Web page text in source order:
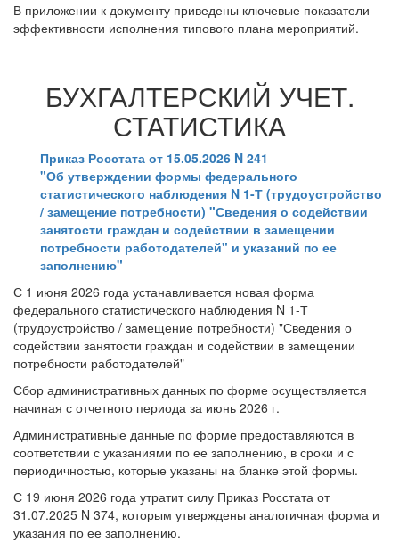
В приложении к документу приведены ключевые показатели
эффективности исполнения типового плана мероприятий.
БУХГАЛТЕРСКИЙ УЧЕТ.
СТАТИСТИКА
Приказ Росстата от 15.05.2026 N 241
"Об утверждении формы федерального
статистического наблюдения N 1-Т (трудоустройство
/ замещение потребности) "Сведения о содействии
занятости граждан и содействии в замещении
потребности работодателей" и указаний по ее
заполнению"
С 1 июня 2026 года устанавливается новая форма
федерального статистического наблюдения N 1-Т
(трудоустройство / замещение потребности) "Сведения о
содействии занятости граждан и содействии в замещении
потребности работодателей"
Сбор административных данных по форме осуществляется
начиная с отчетного периода за июнь 2026 г.
Административные данные по форме предоставляются в
соответствии с указаниями по ее заполнению, в сроки и с
периодичностью, которые указаны на бланке этой формы.
С 19 июня 2026 года утратит силу Приказ Росстата от
31.07.2025 N 374, которым утверждены аналогичная форма и
указания по ее заполнению.